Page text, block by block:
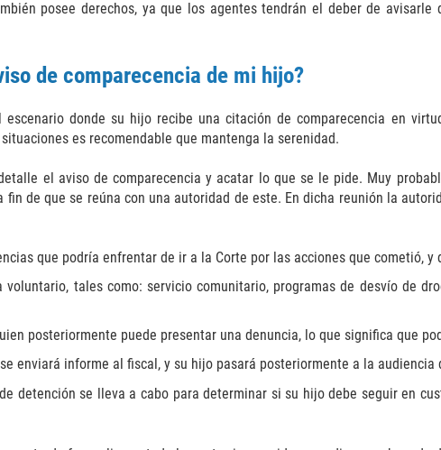
posee derechos, ya que los agentes tendrán el deber de
de comparecencia de mi hijo?
escenario donde su hijo recibe una citación de comparecencia en
es recomendable que mantenga la serenidad.
el aviso de comparecencia y acatar lo que se le pide. Muy
de que se reúna con una autoridad de este. En dicha reunión la
que podría enfrentar de ir a la Corte por las acciones que cometió,
tales como: servicio comunitario, programas de desvío de
posteriormente puede presentar una denuncia, lo que significa que
enviará informe al fiscal, y su hijo pasará posteriormente a la
detención se lleva a cabo para determinar si su hijo debe seguir en